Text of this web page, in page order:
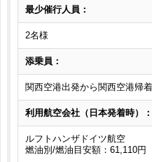
最少催行人員：
2名様
添乗員：
関西空港出発から関西空港帰
利用航空会社（日本発着時）：
ルフトハンザドイツ航空
燃油別/燃油目安額：61,110円